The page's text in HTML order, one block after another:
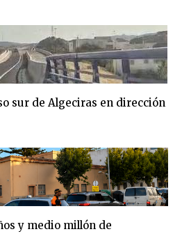
sur de Algeciras en dirección
y medio millón de